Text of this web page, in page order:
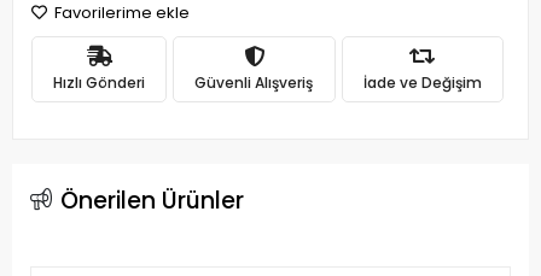
Favorilerime ekle
Hızlı Gönderi Güvenli Alışveriş İade ve Değişim
Önerilen Ürünler